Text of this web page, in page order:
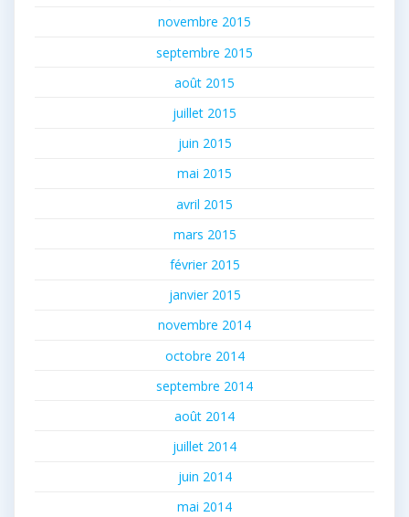
novembre 2015
septembre 2015
août 2015
juillet 2015
juin 2015
mai 2015
avril 2015
mars 2015
février 2015
janvier 2015
novembre 2014
octobre 2014
septembre 2014
août 2014
juillet 2014
juin 2014
mai 2014